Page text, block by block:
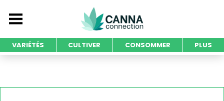
VARIÉTÉS CULTIVER CONSOMMER PLUS